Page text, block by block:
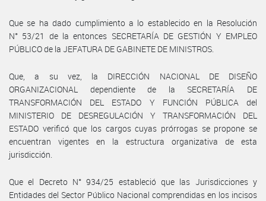
Que se ha dado cumplimiento a lo establecido en la Resolución
N° 53/21 de la entonces SECRETARÍA DE GESTIÓN Y EMPLEO
PÚBLICO de la JEFATURA DE GABINETE DE MINISTROS.
Que, a su vez, la DIRECCIÓN NACIONAL DE DISEÑO
ORGANIZACIONAL dependiente de la SECRETARÍA DE
TRANSFORMACIÓN DEL ESTADO Y FUNCIÓN PÚBLICA del
MINISTERIO DE DESREGULACIÓN Y TRANSFORMACIÓN DEL
ESTADO verificó que los cargos cuyas prórrogas se propone se
encuentran vigentes en la estructura organizativa de esta
jurisdicción.
Que el Decreto N° 934/25 estableció que las Jurisdicciones y
Entidades del Sector Público Nacional comprendidas en los incisos